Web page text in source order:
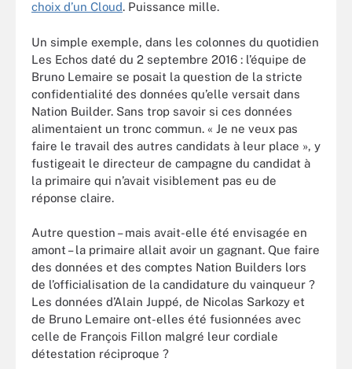
choix d’un Cloud. Puissance mille.
Un simple exemple, dans les colonnes du quotidien
Les Echos daté du 2 septembre 2016 : l’équipe de
Bruno Lemaire se posait la question de la stricte
confidentialité des données qu’elle versait dans
Nation Builder. Sans trop savoir si ces données
alimentaient un tronc commun. « Je ne veux pas
faire le travail des autres candidats à leur place », y
fustigeait le directeur de campagne du candidat à
la primaire qui n’avait visiblement pas eu de
réponse claire.
Autre question – mais avait-elle été envisagée en
amont – la primaire allait avoir un gagnant. Que faire
des données et des comptes Nation Builders lors
de l’officialisation de la candidature du vainqueur ?
Les données d’Alain Juppé, de Nicolas Sarkozy et
de Bruno Lemaire ont-elles été fusionnées avec
celle de François Fillon malgré leur cordiale
détestation réciproque ?